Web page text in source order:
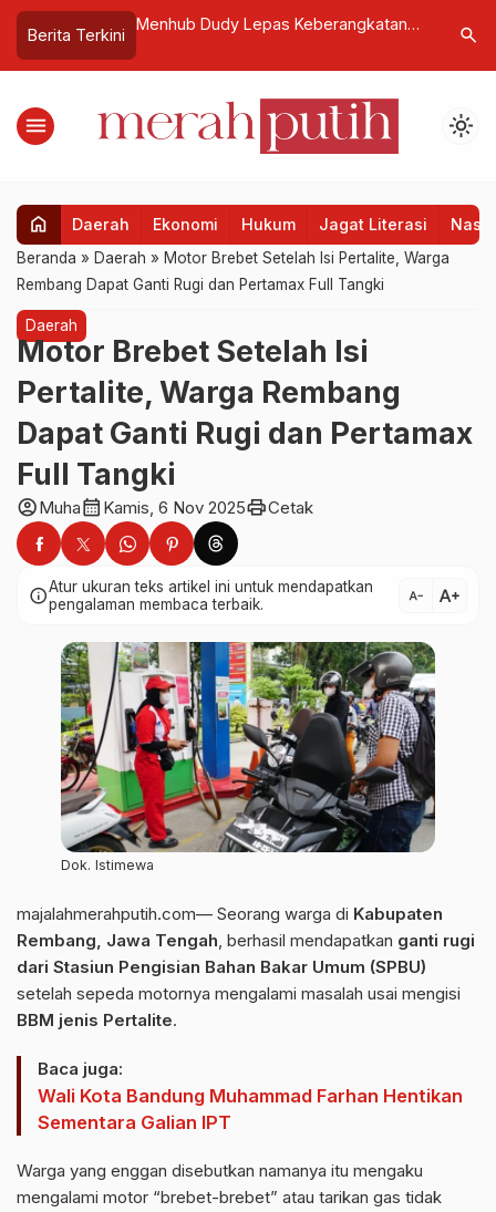
Berita Terkini
Dudy Lepas Keberangkatan
Haji Kloter Pertama 2026
Presiden Prabowo Pimpin Ratas
Tunjukkan Ketahanan dan
search
menu light_mode
home Daerah Ekonomi Hukum Jagat Literasi
Beranda » Daerah » Motor Brebet Setelah Isi Pertalite, Warga
Rembang Dapat Ganti Rugi dan Pertamax Full Tangki
Daerah
Motor Brebet Setelah Isi
Pertalite, Warga Rembang
Dapat Ganti Rugi dan Pertamax
Full Tangki
account_circleMuhacalendar_month Kamis, 6 Nov 2025printCetak
infoAtur ukuran teks artikel ini untuk mendapatkan
pengalaman membaca terbaik.
text_decrease text_increase
Dok. Istimewa
majalahmerahputih.com— Seorang warga di Kabupaten
Rembang, Jawa Tengah, berhasil mendapatkan ganti rugi
dari Stasiun Pengisian Bahan Bakar Umum (SPBU)
setelah sepeda motornya mengalami masalah usai mengisi
BBM jenis Pertalite.
Baca juga:
Wali Kota Bandung Muhammad Farhan Hentikan
Sementara Galian IPT
Warga yang enggan disebutkan namanya itu mengaku
mengalami motor “brebet-brebet” atau tarikan gas tidak